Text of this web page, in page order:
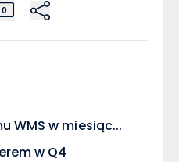
0
WMS w miesiąc...
w Q4